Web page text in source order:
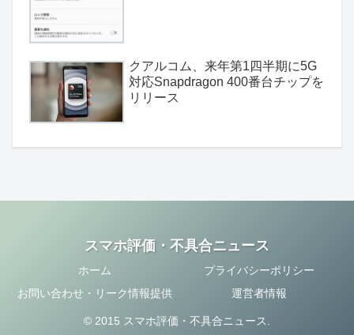
クアルコム、来年第1四半期に5G
対応Snapdragon 400番台チップを
リリース
スマホ評価・不具合ニュース
ホーム
プライバシーポリシー
お問い合わせ・リーク情報提供
運営者情報
© 2015 スマホ評価・不具合ニュース.